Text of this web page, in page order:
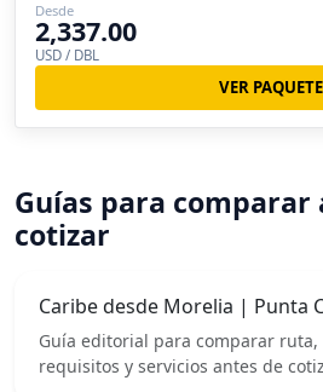
Desde
2,337.00
USD / DBL
VER PAQUETE
Guías para comparar
cotizar
Caribe desde Morelia | Punta
Guía editorial para comparar
requisitos y servicios antes de